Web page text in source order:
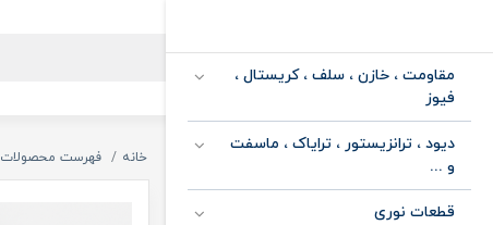
مقاومت ، خازن ، سلف ، کریستال ،
فیوز
دیود ، ترانزیستور ، ترایاک ، ماسفت
و ...
قطعات نوری
خانه فهرست محصولات